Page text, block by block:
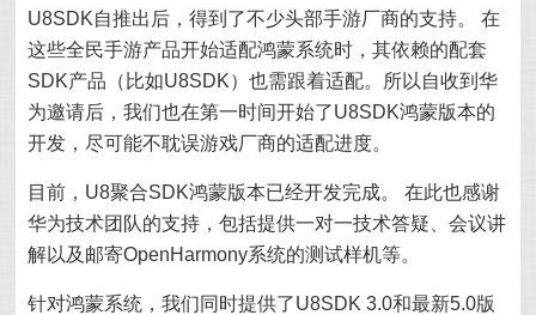
U8SDK自推出后，得到了不少头部手游厂商的支持。 在
这些全民手游产品开始适配鸿蒙系统时，其依赖的配套
SDK产品（比如U8SDK）也需跟着适配。所以自收到华
为邀请后，我们也在第一时间开始了U8SDK鸿蒙版本的
开发，尽可能不耽误游戏厂商的适配进度。
目前，U8聚合SDK鸿蒙版本已经开发完成。 在此也感谢
华为技术团队的支持，包括提供一对一技术答疑、会议讲
解以及邮寄OpenHarmony系统的测试样机等。
针对鸿蒙系统，我们同时提供了U8SDK 3.0和最新5.0版